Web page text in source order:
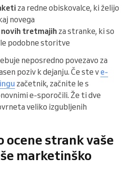
za redne obiskovalce, ki želijo
novega
novih tretmajihza stranke, ki so
podobne storitve
neposredno povezavo za
poziv k dejanju. Če ste v e-
začetnik, začnite le s
e-sporočili. Že ti dve
veliko izgubljenih
ocene strank vaše
marketinško